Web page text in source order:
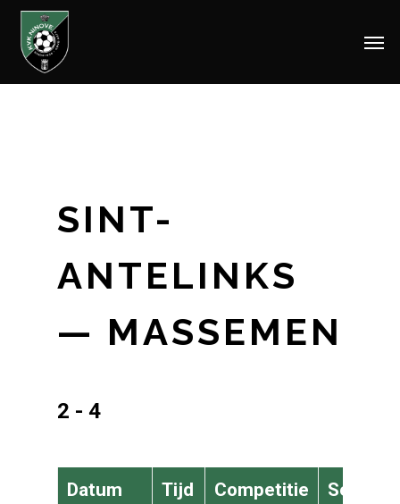
Skip
SINT-
ANTELINKS
— MASSEMEN
2 - 4
Datum Tijd Competitie Seizoen